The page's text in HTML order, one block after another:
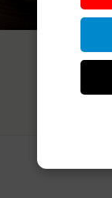
Şou-
4
37
evində